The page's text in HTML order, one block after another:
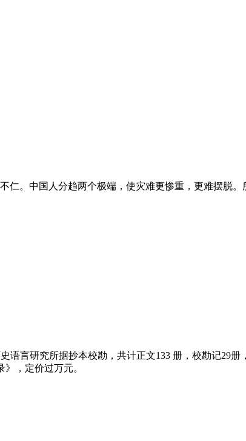
仁。中国人分趋两个极端，使灾难更惨重，更难摆脱
语言研究所据抄本校勘，共计正文133 册，校勘记29
，定价过万元。